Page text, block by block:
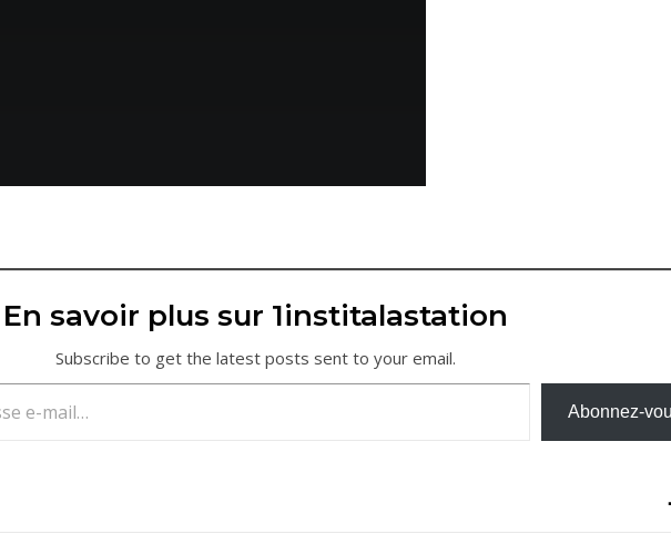
En savoir plus sur 1institalastation
Subscribe to get the latest posts sent to your email.
mail…
Abonnez-